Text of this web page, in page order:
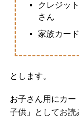
クレジッ
さん
家族カー
とします。
お子さん用にカ
子供」としてお読